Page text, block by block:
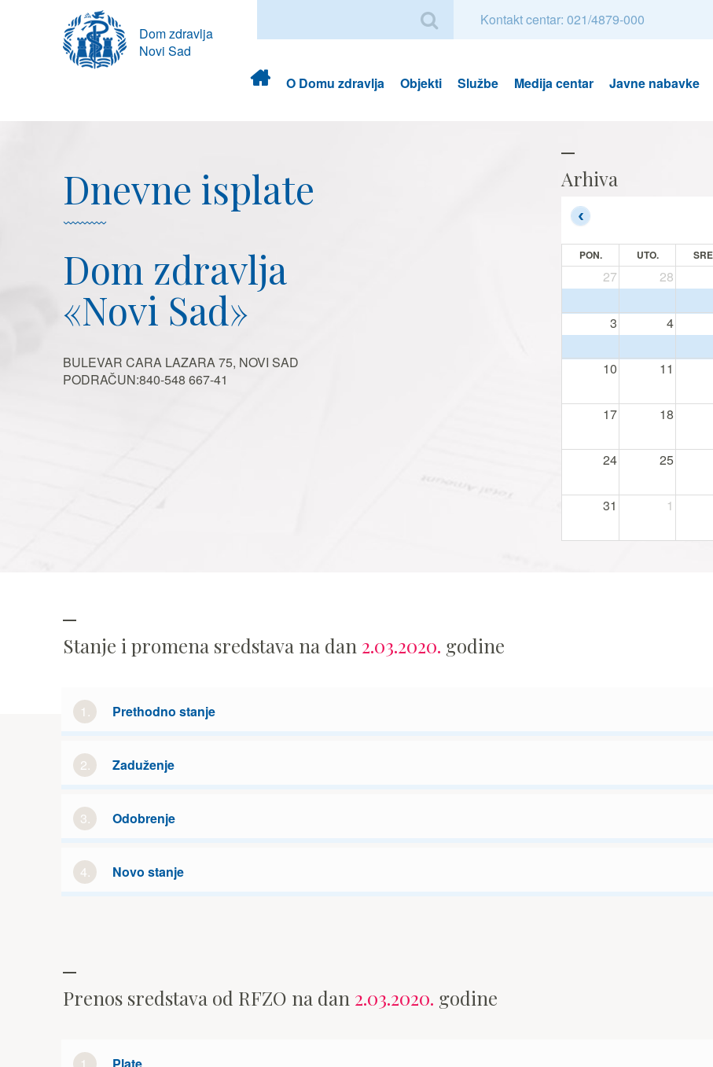
Dom zdravlja
Novi Sad
Kontakt centar: 021/4879-000
Dom
zdravlja
O Domu zdravlja Objekti Službe Medija centar Javne nabavke
Dnevne isplate
Dom zdravlja
«Novi Sad»
BULEVAR CARA LAZARA 75, NOVI SAD
PODRAČUN:840-548 667-41
Arhiva
PON. UTO.
27 28
3 4
10 11
17 18
24 25
31 1
Stanje i promena sredstava na dan 2.03.2020. godine
1. Prethodno stanje
2. Zaduženje
3. Odobrenje
4. Novo stanje
Prenos sredstava od RFZO na dan 2.03.2020. godine